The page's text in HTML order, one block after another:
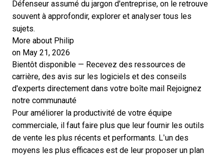
Défenseur assumé du jargon d'entreprise, on le retrouve
souvent à approfondir, explorer et analyser tous les
sujets.
More about Philip
on May 21, 2026
Bientôt disponible — Recevez des ressources de
carrière, des avis sur les logiciels et des conseils
d'experts directement dans votre boîte mail
Rejoignez
notre communauté
Pour améliorer la productivité de votre équipe
commerciale, il faut faire plus que leur fournir les outils
de vente les plus récents et performants. L’un des
moyens les plus efficaces est de leur proposer un plan